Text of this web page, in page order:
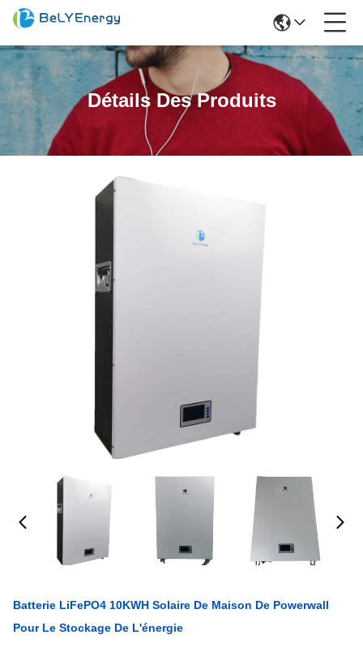
Détails Des Produits
Batterie LiFePO4 10KWH Solaire De Maison De Powerwall
Pour Le Stockage De L'énergie